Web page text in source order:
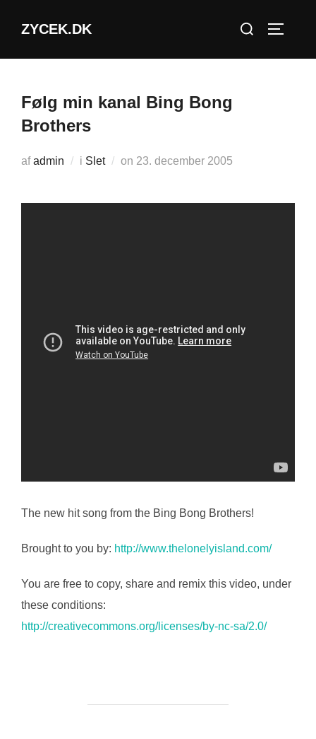
ZYCEK.DK
Søg
Følg min kanal Bing Bong
Brothers
afadmin i Slet on Udgivet
23. december 2005
The new hit song from the Bing Bong Brothers!
Brought to you by: http://www.thelonelyisland.com/
You are free to copy, share and remix this video, under
these conditions:
http://creativecommons.org/licenses/by-nc-sa/2.0/